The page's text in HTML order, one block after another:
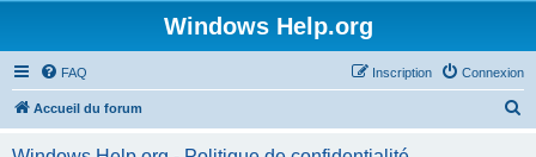
Windows Help.org
FAQ Connexion
Inscription
Accueil du forum